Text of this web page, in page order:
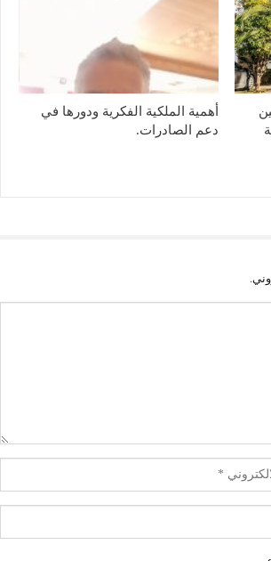
أهمية الملكية الفكرية ودورها في
دعم الصادرات.